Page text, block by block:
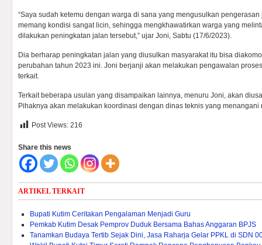
“Saya sudah ketemu dengan warga di sana yang mengusulkan
memang kondisi sangat licin, sehingga mengkhawatirkan warga yang
dilakukan peningkatan jalan tersebut,” ujar Joni, Sabtu (17/6/2023).
Dia berharap peningkatan jalan yang diusulkan masyarakat itu bisa
perubahan tahun 2023 ini. Joni berjanji akan melakukan pengawalan
terkait.
Terkait beberapa usulan yang disampaikan lainnya, menuru Joni, akan
Pihaknya akan melakukan koordinasi dengan dinas teknis yang
Post Views: 216
Share this news
ARTIKEL TERKAIT
Bupati Kutim Ceritakan Pengalaman Menjadi Guru
Pemkab Kutim Desak Pemprov Duduk Bersama Bahas Anggaran BPJS
Tanamkan Budaya Tertib Sejak Dini, Jasa Raharja Gelar PPKL di SDN